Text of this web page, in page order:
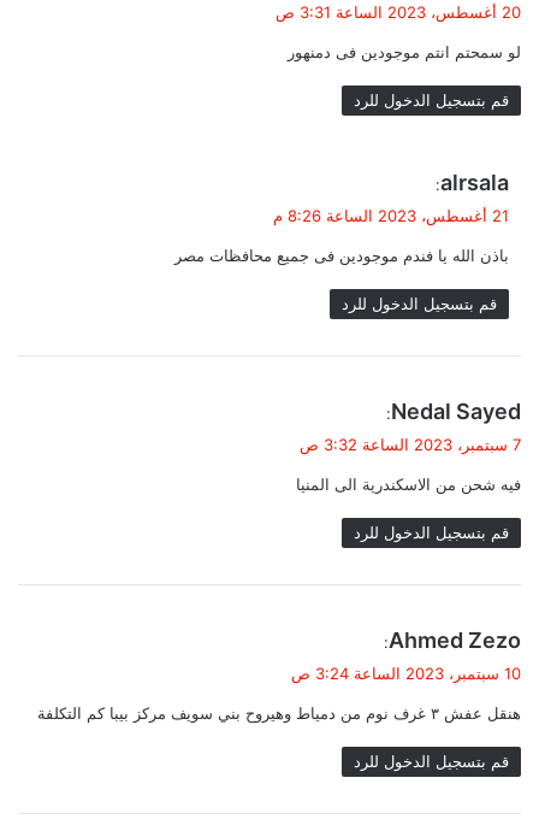
ل
20 أغسطس، 2023 الساعة 3:31 ص
لو سمحتم انتم موجودين فى دمنهور
قم بتسجيل الدخول للرد
ي
ل
alrsala
:
21 أغسطس، 2023 الساعة 8:26 م
باذن الله يا فندم موجودين فى جميع محافظات مصر
قم بتسجيل الدخول للرد
ي
ل
Nedal Sayed
:
7 سبتمبر، 2023 الساعة 3:32 ص
فيه شحن من الاسكندرية الى المنيا
قم بتسجيل الدخول للرد
ي
ل
Ahmed Zezo
:
10 سبتمبر، 2023 الساعة 3:24 ص
هنقل عفش ٣ غرف نوم من دمياط وهيروح بني سويف مركز بيبا كم التكلفة
قم بتسجيل الدخول للرد